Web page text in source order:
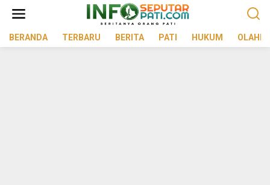
BERANDA
TERBARU BERITA PATI HUKUM